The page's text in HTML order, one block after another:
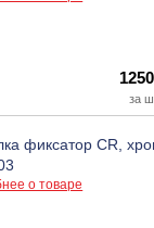
фиксатор CR,
о товаре